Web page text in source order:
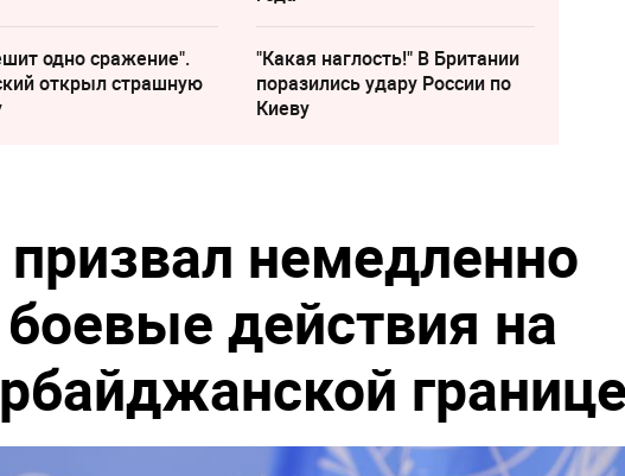
одно сражение".
открыл страшную
"Какая наглость!" В Британии
поразились удару России по
Киеву
немедленно
действия на